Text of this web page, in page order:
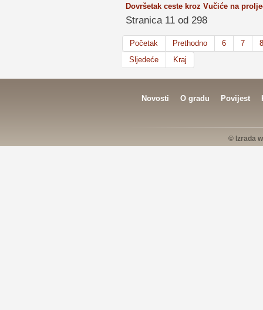
Dovršetak ceste kroz Vučiće na
Stranica 11 od 298
Početak Prethodno 6 7
8
Sljedeće
Kraj
Novosti O gradu Povijest
© Izrada